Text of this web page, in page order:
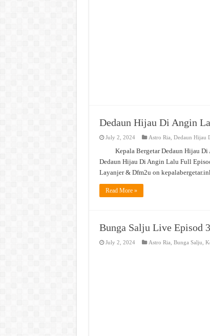
Dedaun Hijau Di Angin
July 2, 2024 Astro Ria Dedaun Hijau
Kepala Bergetar Dedaun Hijau
Dedaun Hijau Di Angin Lalu Full
Layanjer & Dfm2u on
Read More »
Bunga Salju Live Episod
July 2, 2024 Astro Ria Bunga Salju